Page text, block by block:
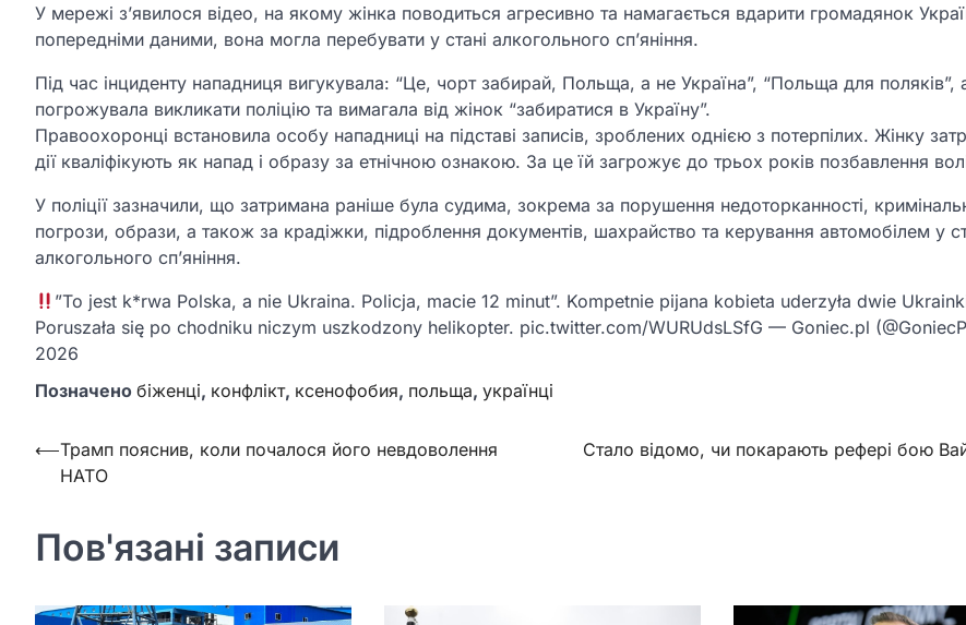
У мережі з’явилося відео, на якому жінка поводиться агресивно та намагається вдарити громадянок
попередніми даними, вона могла перебувати у стані алкогольного сп’яніння.
Під час інциденту нападниця вигукувала: “Це, чорт забирай, Польща, а не Україна”, “Польща для поляків”,
погрожувала викликати поліцію та вимагала від жінок “забиратися в Україну”.
Правоохоронці встановила особу нападниці на підставі записів, зроблених однією з потерпілих. Жінку
дії кваліфікують як напад і образу за етнічною ознакою. За це їй загрожує до трьох років позбавлення
У поліції зазначили, що затримана раніше була судима, зокрема за порушення недоторканності,
погрози, образи, а також за крадіжки, підроблення документів, шахрайство та керування автомобілем у
алкогольного сп’яніння.
”To jest k*rwa Polska, a nie Ukraina. Policja, macie 12 minut”. Kompetnie pijana kobieta uderzyła dwie
Poruszała się po chodniku niczym uszkodzony helikopter. pic.twitter.com/WURUdsLSfG — Goniec.pl
2026
Позначено біженці, конфлікт, ксенофобия, польща, українці
Навігація
записів
⟵Трамп пояснив, коли почалося його невдоволення
НАТО
Стало відомо, чи покарають рефері бою
Пов'язані записи